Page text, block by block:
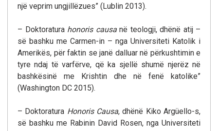
një veprim ungjillëzues” (Lublin 2013).
– Doktoratura honoris causanë teologji, dhënë atij –
së bashku me Carmen-in – nga Universiteti Katolik i
Amerikës, për faktin se janë dalluar në përkushtimin e
tyre ndaj të varfërve, që ka sjellë shumë njerëz në
bashkësinë me Krishtin dhe në fenë katolike”
(Washington DC 2015).
– Doktoratura Honoris Causa, dhënë Kiko Argüello-s,
së bashku me Rabinin David Rosen, nga Universiteti